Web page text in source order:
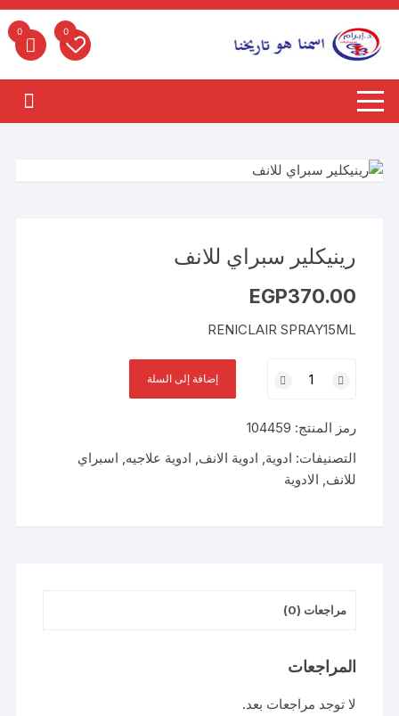
التجاوز
المحتوى
0
0
رينيكلير سبراي للانف
EGP370.00
RENICLAIR SPRAY15ML
رينيكلير
للانف
إضافة إلى السلة
رمز المنتج: 104459
التصنيفات: ادوية, ادوية الانف, ادوية علاجيه, اسبراي
للانف, الادوية
مراجعات (0)
المراجعات
لا توجد مراجعات بعد.